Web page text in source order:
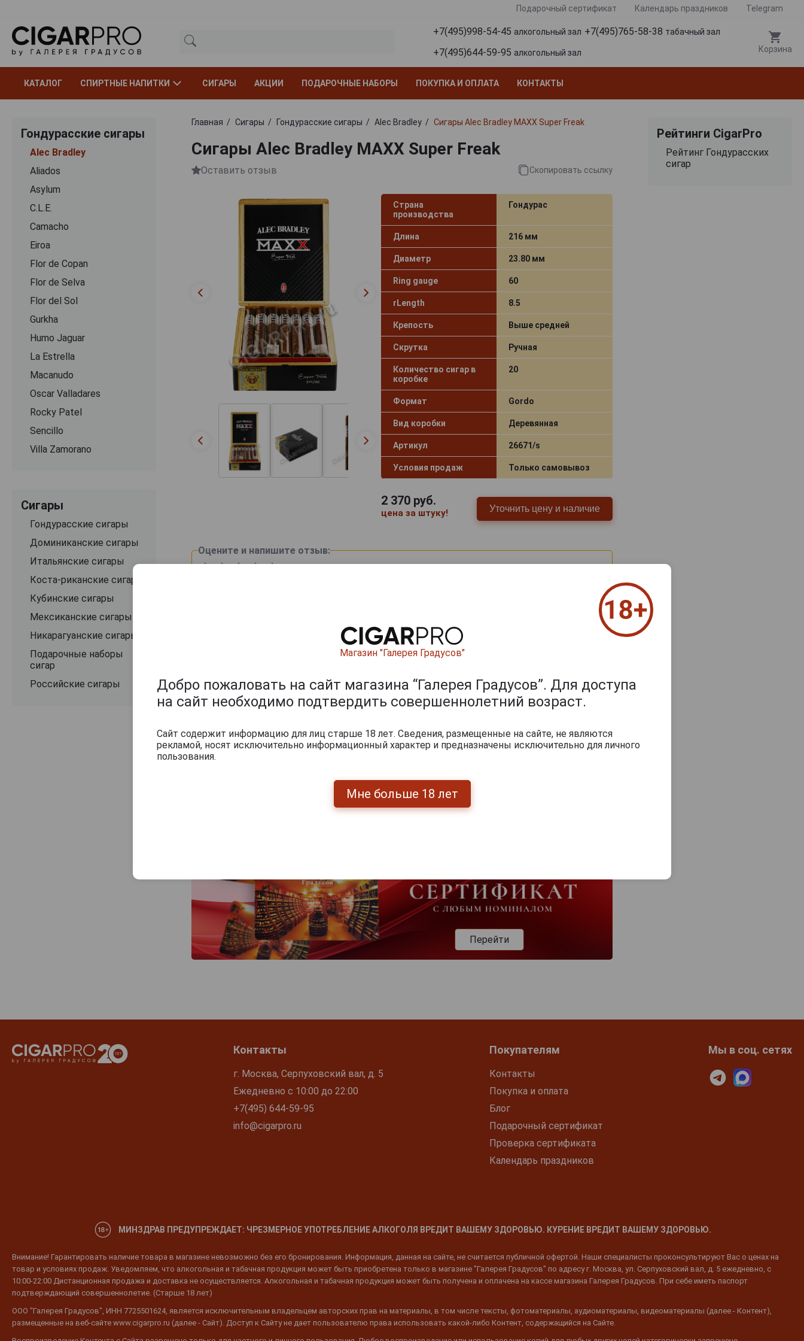
Подарочный сертификат Календарь праздников Telegram
+7(495)998-54-45 алкогольный зал +7(495)765-58-38 табачный зал
+7(495)644-59-95 алкогольный зал Корзина
КАТАЛОГ СПИРТНЫЕ НАПИТКИ СИГАРЫ АКЦИИ ПОДАРОЧНЫЕ НАБОРЫ ПОКУПКА И ОПЛАТА КОНТАКТЫ
Гондурасские сигары
Alec Bradley
Aliados
Asylum
C.L.E.
Camacho
Eiroa
Flor de Copan
Flor de Selva
Flor del Sol
Gurkha
Humo Jaguar
La Estrella
Macanudo
Oscar Valladares
Rocky Patel
Sencillo
Villa Zamorano
Сигары
Гондурасские сигары
Доминиканские сигары
Итальянские сигары
Коста-риканские сигары
Кубинские сигары
Мексиканские сигары
Никарагуанские сигары
Подарочные наборы
сигар
Российские сигары
Главная Сигары Гондурасские сигары Alec Bradley Сигары Alec Bradley MAXX Super Freak
Сигары Alec Bradley MAXX Super Freak
Оставить отзыв Скопировать ссылку
Страна
производства
Гондурас
Длина 216 мм
Диаметр 23.80 мм
Ring gauge 60
rLength 8.5
Крепость Выше средней
Скрутка Ручная
Количество сигар в
коробке
20
Формат Gordo
Вид коробки Деревянная
Артикул 26671/s
Условия продаж Только самовывоз
2 370руб.
цена за штуку! Уточнить цену и наличие
Оцените и напишите отзыв:
Перейти
Рейтинги CigarPro
Рейтинг Гондурасских
сигар
Контакты
г. Москва, Серпуховский вал, д. 5
Ежедневно с 10:00 до 22:00
+7(495) 644-59-95
info@cigarpro.ru
Покупателям
Контакты
Покупка и оплата
Блог
Подарочный сертификат
Проверка сертификата
Календарь праздников
Мы в соц. сетях
МИНЗДРАВ ПРЕДУПРЕЖДАЕТ: ЧРЕЗМЕРНОЕ УПОТРЕБЛЕНИЕ АЛКОГОЛЯ ВРЕДИТ ВАШЕМУ ЗДОРОВЬЮ. КУРЕНИЕ ВРЕДИТ ВАШЕМУ ЗДОРОВЬЮ.
Внимание! Гарантировать наличие товара в магазине невозможно без его бронирования. Информация, данная на сайте, не считается публичной офертой. Наши специалисты проконсультируют Вас о ценах на
товар и условиях продаж. Уведомляем, что алкогольная и табачная продукция может быть приобретена только в магазине "Галерея Градусов" по адресу г. Москва, ул. Серпуховский вал, д. 5 ежедневно, с
10:00-22:00 Дистанционная продажа и доставка не осуществляется. Алкогольная и табачная продукция может быть получена и оплачена на кассе магазина Галерея Градусов. При себе иметь паспорт
подтверждающий совершеннолетие. (Старше 18 лет)
ООО "Галерея Градусов", ИНН 7725501624, является исключительным владельцем авторских прав на материалы, в том числе тексты, фотоматериалы, аудиоматериалы, видеоматериалы (далее - Контент),
размещенные на веб-сайте www.cigarpro.ru (далее - Сайт). Доступ к Сайту не дает пользователю права использовать какой-либо Контент, содержащийся на Сайте.
Магазин "Галерея Градусов"
Добро пожаловать на сайт магазина “Галерея Градусов”. Для доступа
на сайт необходимо подтвердить совершеннолетний возраст.
Сайт содержит информацию для лиц старше 18 лет. Сведения, размещенные на сайте, не являются
рекламой, носят исключительно информационный характер и предназначены исключительно для личного
пользования.
Мне больше 18 лет